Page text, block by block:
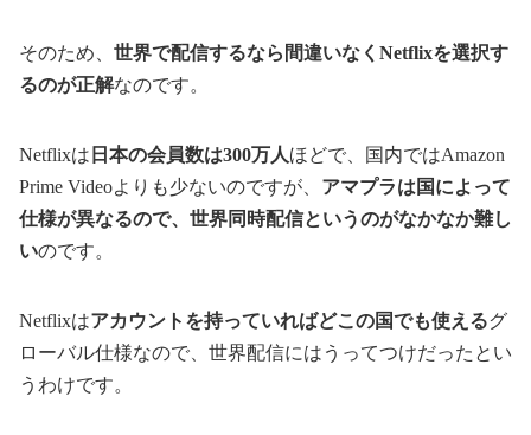
そのため、 世界で配信するなら間違いなくNetflixを選択す
るのが正解なのです。
Netflixは 日本の会員数は300万人ほどで、国内ではAmazon
Prime Videoよりも少ないのですが、 アマプラは国によって
仕様が異なるので、世界同時配信というのがなかなか難し
いのです。
Netflixはアカウントを持っていればどこの国でも使えるグ
ローバル仕様なので、世界配信にはうってつけだったとい
うわけです。